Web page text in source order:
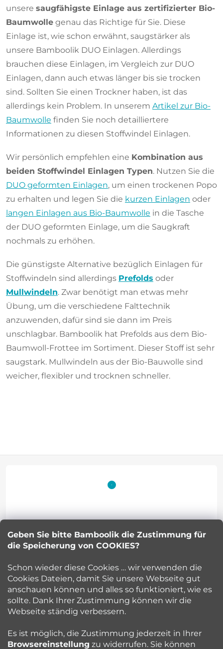
Geben Sie bitte Bamboolik die Zustimmung für
die Speicherung von COOKIES?
Schon wieder diese Cookies … wir verwenden die
Cookies Dateien, damit Sie unsere Webseite gut
anschauen können und alles so funktioniert, wie es
sollte. Dank Ihrer Zustimmung können wir die
Webseite ständig verbessern.
Es ist möglich, die Zustimmung jederzeit in Ihrer
Browsereinstellung zu widerrufen. Sie können
unsere saugfähigste Einlage aus zertifizierter Bio-
Baumwolle genau das Richtige für Sie. Diese
Einlage ist, wie schon erwähnt, saugstärker als
unsere Bamboolik DUO Einlagen. Allerdings
brauchen diese Einlagen, im Vergleich zur DUO
Einlagen, dann auch etwas länger bis sie trocken
sind. Sollten Sie einen Trockner haben, ist das
allerdings kein Problem. In unserem Artikel zur Bio-
Baumwolle finden Sie noch detailliertere
Informationen zu diesen Stoffwindel Einlagen.
Wir persönlich empfehlen eine Kombination aus
beiden Stoffwindel Einlagen Typen. Nutzen Sie die
DUO geformten Einlagen, um einen trockenen Popo
zu erhalten und legen Sie die kurzen Einlagen oder
langen Einlagen aus Bio-Baumwolle in die Tasche
der DUO geformten Einlage, um die Saugkraft
nochmals zu erhöhen.
Die günstigste Alternative bezüglich Einlagen für
Stoffwindeln sind allerdings Prefolds oder
Mullwindeln. Zwar benötigt man etwas mehr
Übung, um die verschiedene Falttechnik
anzuwenden, dafür sind sie dann im Preis
unschlagbar. Bamboolik hat Prefolds aus dem Bio-
Baumwoll-Frottee im Sortiment. Dieser Stoff ist sehr
saugstark. Mullwindeln aus der Bio-Bauwolle sind
weicher, flexibler und trocknen schneller.
z
e
eBamboolik
Kundenservice
Petra Kuncova